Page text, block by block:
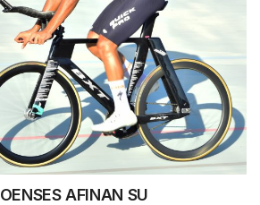
AFINAN SU